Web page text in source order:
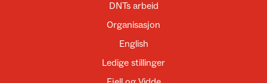
DNTs arbeid
Organisasjon
English
Ledige stillinger